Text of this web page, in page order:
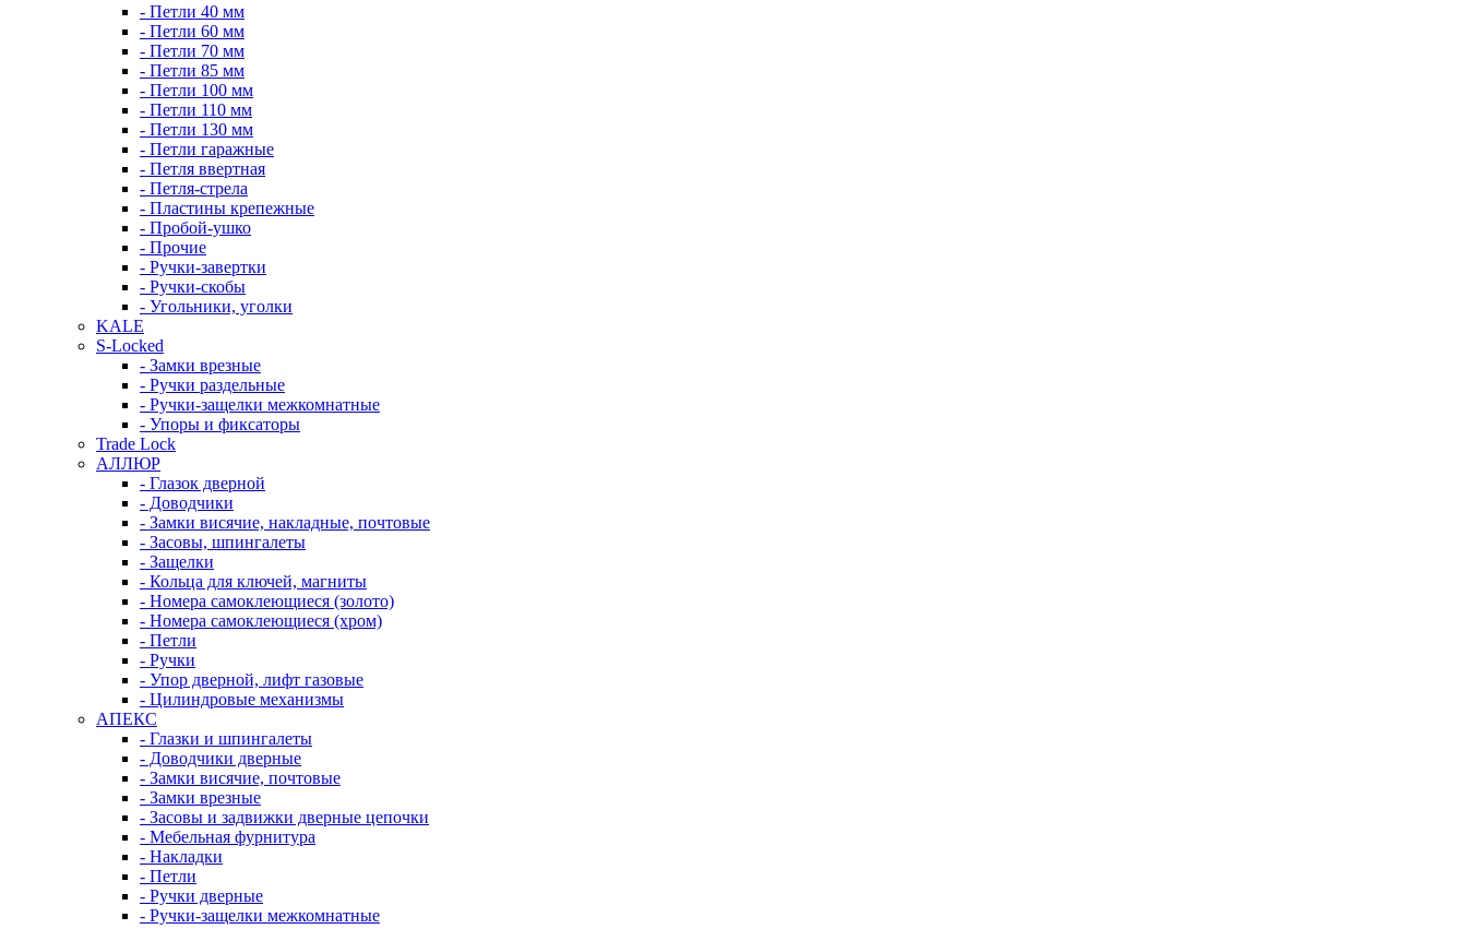
- Петли 40 мм
- Петли 60 мм
- Петли 70 мм
- Петли 85 мм
- Петли 100 мм
- Петли 110 мм
- Петли 130 мм
- Петли гаражные
- Петля ввертная
- Петля-стрела
- Пластины крепежные
- Пробой-ушко
- Прочие
- Ручки-завертки
- Ручки-скобы
- Угольники, уголки
KALE
S-Locked
- Замки врезные
- Ручки раздельные
- Ручки-защелки межкомнатные
- Упоры и фиксаторы
Trade Lock
АЛЛЮР
- Глазок дверной
- Доводчики
- Замки висячие, накладные, почтовые
- Засовы, шпингалеты
- Защелки
- Кольца для ключей, магниты
- Номера самоклеющиеся (золото)
- Номера самоклеющиеся (хром)
- Петли
- Ручки
- Упор дверной, лифт газовые
- Цилиндровые механизмы
АПЕКС
- Глазки и шпингалеты
- Доводчики дверные
- Замки висячие, почтовые
- Замки врезные
- Засовы и задвижки дверные цепочки
- Мебельная фурнитура
- Накладки
- Петли
- Ручки дверные
- Ручки-защелки межкомнатные